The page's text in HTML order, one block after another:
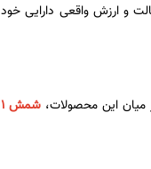
و ارزش واقعی دارایی خود
میان این محصولات،
شمش 1